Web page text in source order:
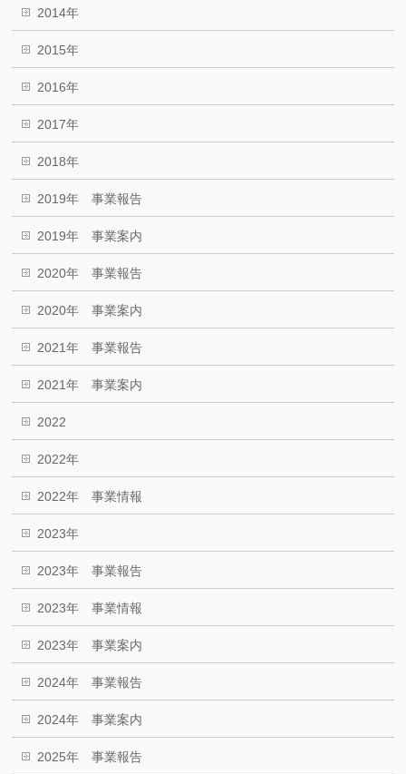
2014年
2015年
2016年
2017年
2018年
2019年 事業報告
2019年 事業案内
2020年 事業報告
2020年 事業案内
2021年 事業報告
2021年 事業案内
2022
2022年
2022年 事業情報
2023年
2023年 事業報告
2023年 事業情報
2023年 事業案内
2024年 事業報告
2024年 事業案内
2025年 事業報告